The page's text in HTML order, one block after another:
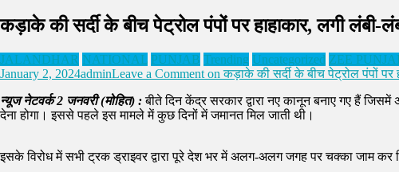
कड़ाके की सर्दी के बीच पेट्रोल पंपों पर हाहाकार, लगी लंबी-
JALANDHAR NATIONAL PUNJAB Trending Uncategorized ZEE
January 2, 2024adminLeave a Comment on कड़ाके की सर्दी के बीच पेट्रोल पंपों पर
न्यूज नेटवर्क 2 जनवरी (मोहित) :बीते दिन केंद्र सरकार द्वारा नए कानून बनाए गए हैं
देना होगा। इससे पहले इस मामले में कुछ दिनों में जमानत मिल जाती थी।
इसके विरोध में सभी ट्रक ड्राइवर द्वारा पूरे देश भर में अलग-अलग जगह पर चक्का जाम कर